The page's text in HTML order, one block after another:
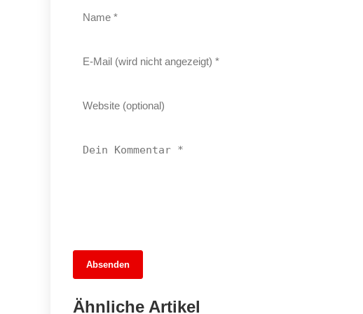
Absenden
Ähnliche Artikel
Wieder auf Kurs: Die Rückkehr der
direkten Verbindung zwischen